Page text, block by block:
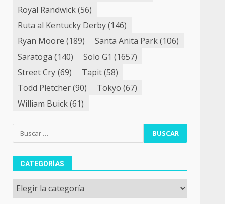
Royal Randwick(56)
Ruta al Kentucky Derby(146)
Ryan Moore (189) Santa Anita Park(106)
Saratoga (140) Solo G1 (1657)
Street Cry(69) Tapit(58)
Todd Pletcher(90) Tokyo (67)
William Buick(61)
Buscar:
CATEGORÍAS
Categorías